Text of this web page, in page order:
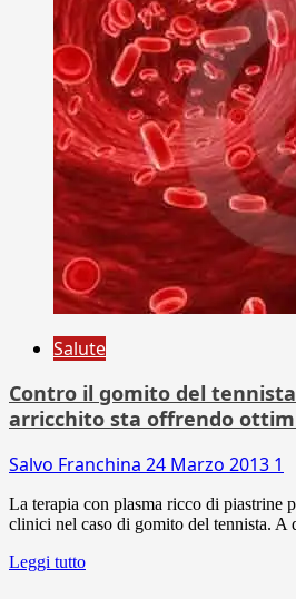
Salute
Contro il gomito del
arricchito sta offrendo
Salvo Franchina 24 Marzo 2013 1
La terapia con plasma ricco di piastrine
clinici nel caso di gomito del tennista. A
Leggi tutto